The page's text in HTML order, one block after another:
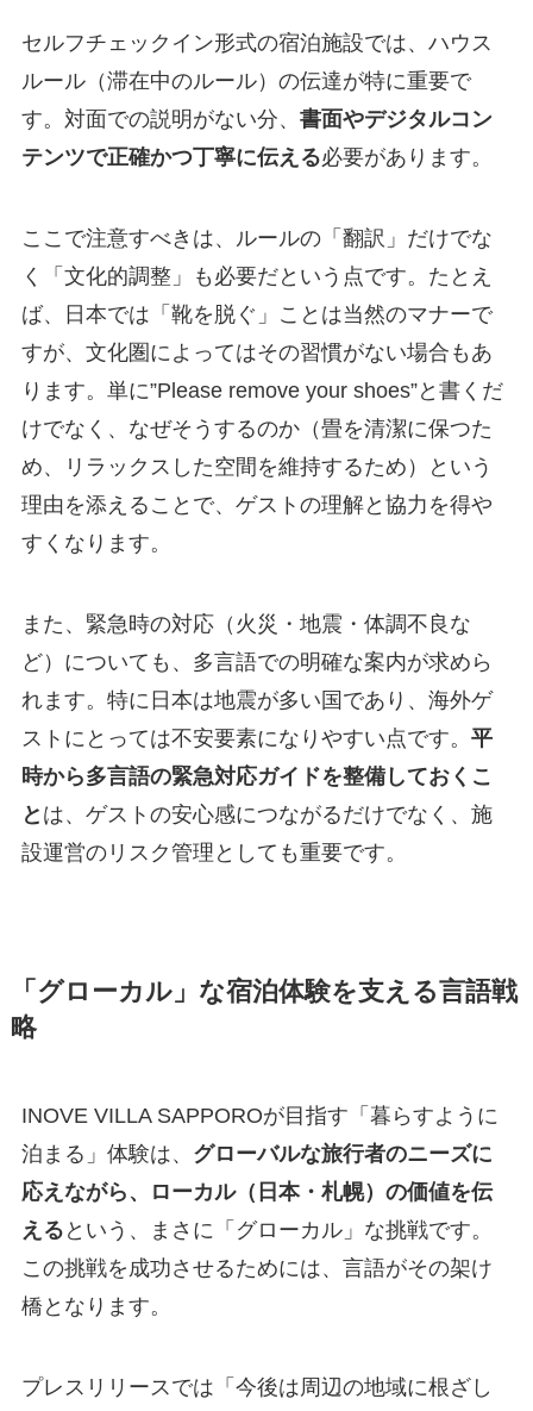
セルフチェックイン形式の宿泊施設では、ハウス
ルール（滞在中のルール）の伝達が特に重要で
す。対面での説明がない分、 書面やデジタルコン
テンツで正確かつ丁寧に伝える必要があります。
ここで注意すべきは、ルールの「翻訳」だけでな
く「文化的調整」も必要だという点です。たとえ
ば、日本では「靴を脱ぐ」ことは当然のマナーで
すが、文化圏によってはその習慣がない場合もあ
ります。単に”Please remove your shoes”と書くだ
けでなく、なぜそうするのか（畳を清潔に保つた
め、リラックスした空間を維持するため）という
理由を添えることで、ゲストの理解と協力を得や
すくなります。
また、緊急時の対応（火災・地震・体調不良な
ど）についても、多言語での明確な案内が求めら
れます。特に日本は地震が多い国であり、海外ゲ
ストにとっては不安要素になりやすい点です。 平
時から多言語の緊急対応ガイドを整備しておくこ
と は、ゲストの安心感につながるだけでなく、施
設運営のリスク管理としても重要です。
「グローカル」な宿泊体験を支える言語戦
略
INOVE VILLA SAPPOROが目指す「暮らすように
泊まる」体験は、 グローバルな旅行者のニーズに
応えながら、ローカル（日本・札幌）の価値を伝
える という、まさに「グローカル」な挑戦です。
この挑戦を成功させるためには、言語がその架け
橋となります。
プレスリリースでは「今後は周辺の地域に根ざし